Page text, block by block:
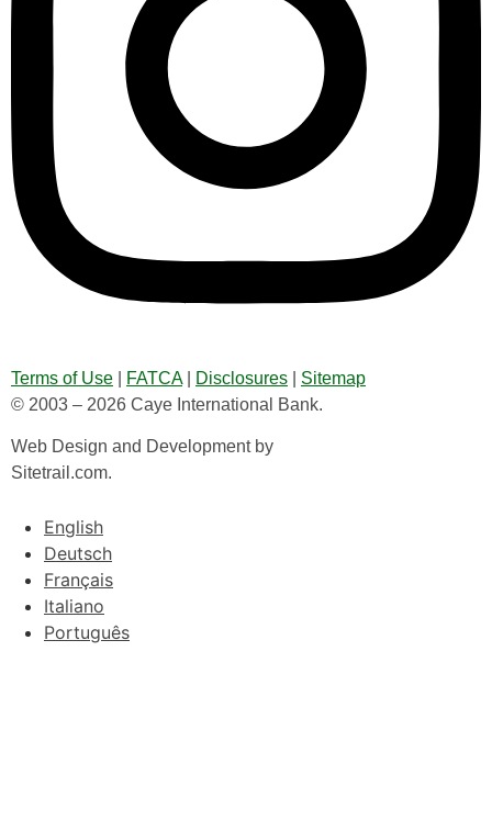
Terms of Use FATCA| Disclosures
Sitemap
© 2003 – 2026 Caye International Bank.
Web Design and Development by
Sitetrail.com.
English
Deutsch
Français
Italiano
Português